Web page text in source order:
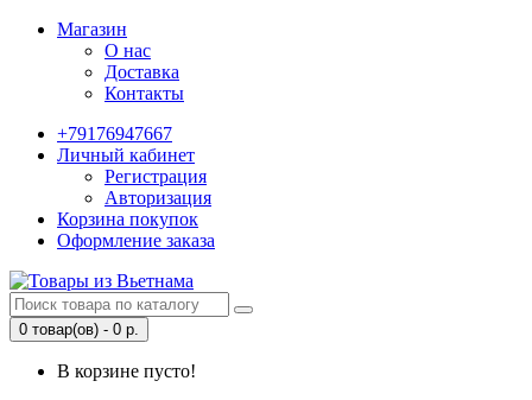
Магазин
О нас
Доставка
Контакты
+79176947667
Личный кабинет
Регистрация
Авторизация
Корзина покупок
Оформление заказа
0 товар(ов) - 0 р.
В корзине пусто!